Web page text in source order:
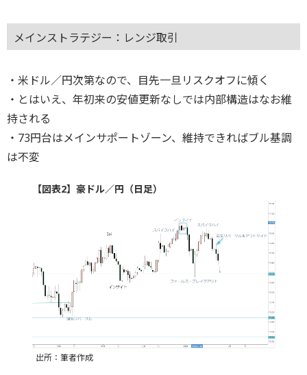
メインストラテジー：レンジ取引
・米ドル／円次第なので、目先一旦リスクオフに傾く
・とはいえ、年初来の安値更新なしでは内部構造はなお維
持される
・73円台はメインサポートゾーン、維持できればブル基調
は不変
【図表2】豪ドル／円（日足）
出所：筆者作成